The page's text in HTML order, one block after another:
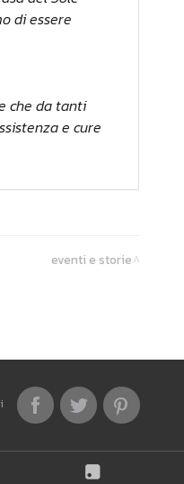
di essere
che da tanti
e cure
eventi e storie